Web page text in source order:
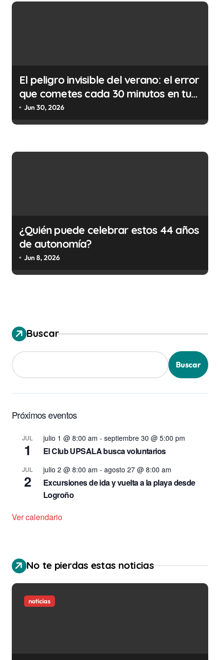
El peligro invisible del verano: el error
que cometes cada 30 minutos en tu
trabajo (y la ilegalidad que te puede
Jun 30, 2026
¿Quién puede celebrar estos 44 años
de autonomía?
Jun 8, 2026
Buscar
Buscar
Próximos eventos
JUL
1
julio 1 @ 8:00 am - septiembre 30 @ 5:00 pm
El Club UPSALA busca voluntarios
JUL
2
julio 2 @ 8:00 am - agosto 27 @ 8:00 am
Excursiones de ida y vuelta a la playa desde
Logroño
Ver calendario
No te pierdas estas noticias
noticias